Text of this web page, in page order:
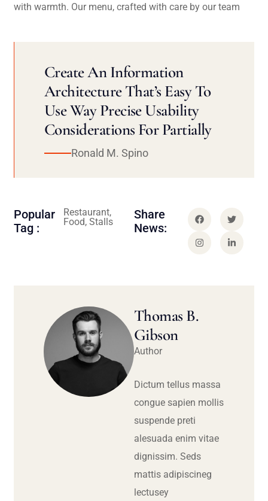
with warmth. Our menu, crafted with care by our team
Create An Information
Architecture That’s Easy To
Use Way Precise Usability
Considerations For Partially
Ronald M. Spino
Popular
Tag :
Restaurant,
Food, Stalls
Share
News:
Thomas B.
Gibson
Author
Dictum tellus massa
congue sapien mollis
suspende preti
alesuada enim vitae
dignissim. Seds
mattis adipiscineg
lectusey